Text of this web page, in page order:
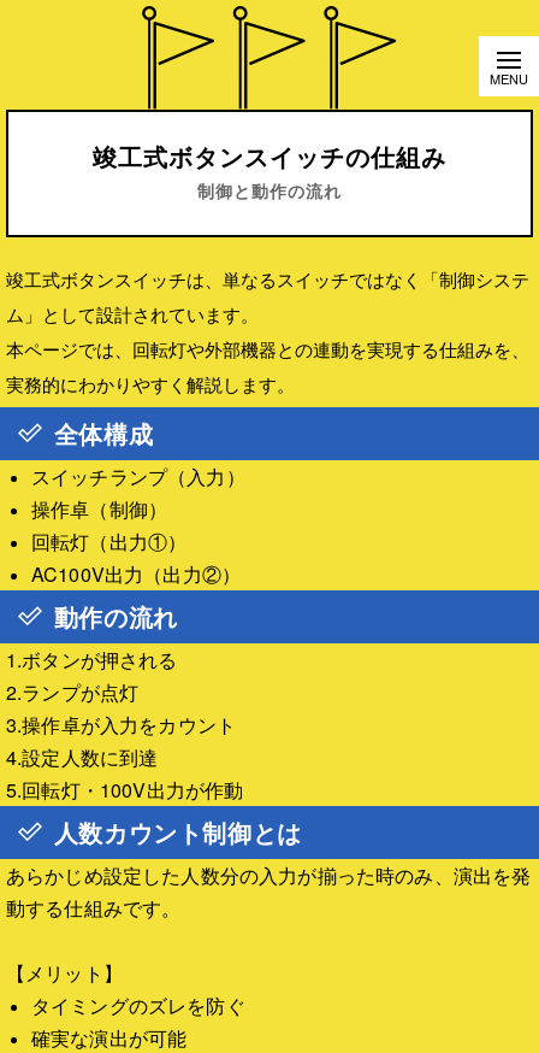
竣工式ボタンスイッチの仕組み
制御と動作の流れ
竣工式ボタンスイッチは、単なるスイッチではなく「制御システ
ム」として設計されています。
本ページでは、回転灯や外部機器との連動を実現する仕組みを、
実務的にわかりやすく解説します。
全体構成
スイッチランプ（入力）
操作卓（制御）
回転灯（出力①）
AC100V出力（出力②）
動作の流れ
1.ボタンが押される
2.ランプが点灯
3.操作卓が入力をカウント
4.設定人数に到達
5.回転灯・100V出力が作動
人数カウント制御とは
あらかじめ設定した人数分の入力が揃った時のみ、演出を発
動する仕組みです。
【メリット】
タイミングのズレを防ぐ
確実な演出が可能